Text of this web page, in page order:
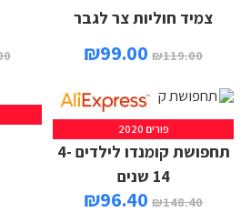
צמיד חוליות צר לגבר
₪119.00
₪99.00
פורים 2020
תחפושת קומנדו לילדים 4-
14 שנים
₪148.40
₪96.40